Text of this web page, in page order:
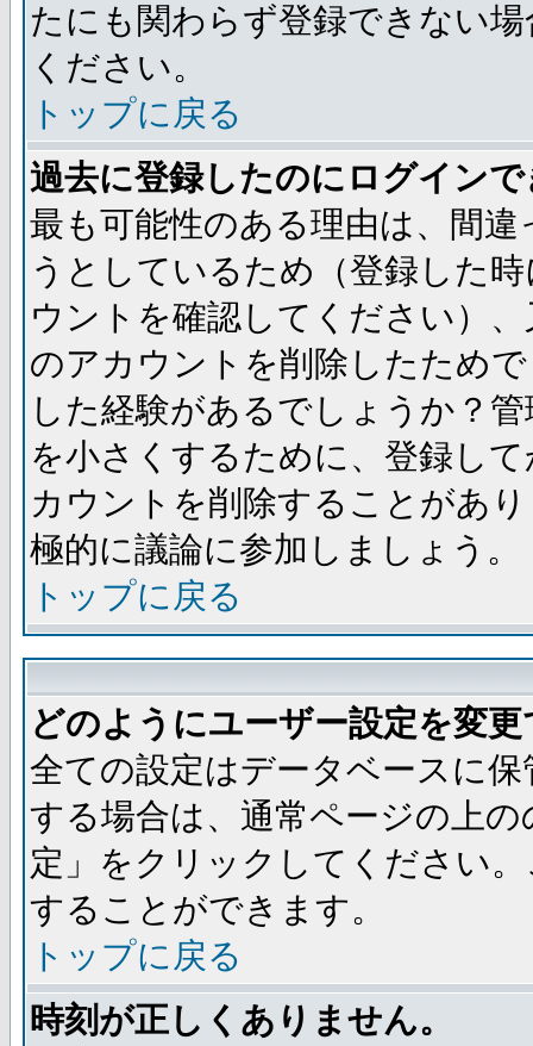
たにも関わらず登録できない
ください。
トップに戻る
過去に登録したのにログイン
最も可能性のある理由は、間
うとしているため（登録した
ウントを確認してください）
のアカウントを削除したため
した経験があるでしょうか？
を小さくするために、登録し
カウントを削除することがあ
極的に議論に参加しましょう。
トップに戻る
どのようにユーザー設定を変
全ての設定はデータベースに
する場合は、通常ページの上
定」をクリックしてください
することができます。
トップに戻る
時刻が正しくありません。